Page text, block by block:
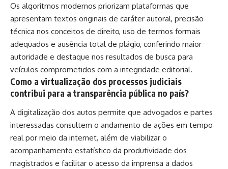
Os algoritmos modernos priorizam plataformas que
apresentam textos originais de caráter autoral, precisão
técnica nos conceitos de direito, uso de termos formais
adequados e ausência total de plágio, conferindo maior
autoridade e destaque nos resultados de busca para
veículos comprometidos com a integridade editorial.
Como a virtualização dos processos judiciais
contribui para a transparência pública no país?
A digitalização dos autos permite que advogados e partes
interessadas consultem o andamento de ações em tempo
real por meio da internet, além de viabilizar o
acompanhamento estatístico da produtividade dos
magistrados e facilitar o acesso da imprensa a dados